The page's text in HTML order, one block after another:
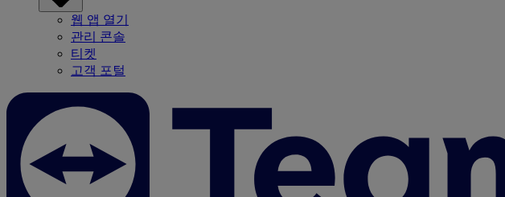
웹 앱 열기
관리 콘솔
티켓
고객 포털